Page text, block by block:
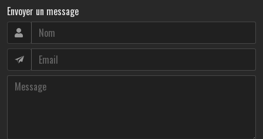
Envoyer un message